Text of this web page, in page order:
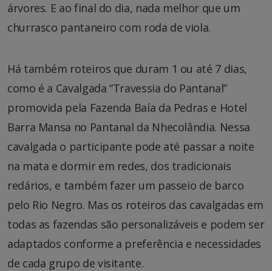
árvores. E ao final do dia, nada melhor que um
churrasco pantaneiro com roda de viola.
Há também roteiros que duram 1 ou até 7 dias,
como é a Cavalgada “Travessia do Pantanal”
promovida pela Fazenda Baía da Pedras e Hotel
Barra Mansa no Pantanal da Nhecolândia. Nessa
cavalgada o participante pode até passar a noite
na mata e dormir em redes, dos tradicionais
redários, e também fazer um passeio de barco
pelo Rio Negro. Mas os roteiros das cavalgadas em
todas as fazendas são personalizáveis e podem ser
adaptados conforme a preferência e necessidades
de cada grupo de visitante.